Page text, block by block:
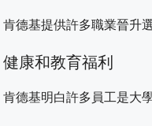
肯德基提供許多職業晉升
健康和教育福利
肯德基明白許多員工是大